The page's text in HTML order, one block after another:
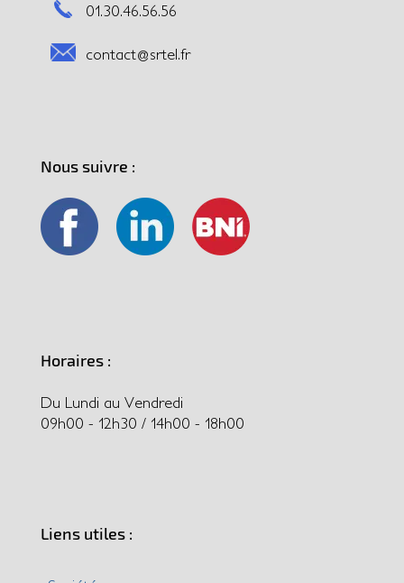
01.30.46.56.56
contact@srtel.fr
Nous suivre :
Horaires :
Du Lundi au Vendredi
09h00 - 12h30 / 14h00 - 18h00
Liens utiles :